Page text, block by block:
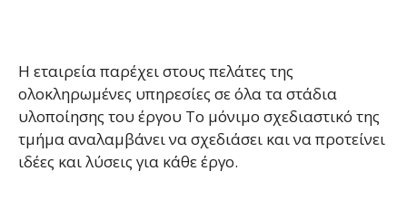
Η εταιρεία παρέχει στους πελάτες της
ολοκληρωμένες υπηρεσίες σε όλα τα στάδια
υλοποίησης του έργου Το μόνιμο σχεδιαστικό της
τμήμα αναλαμβάνει να σχεδιάσει και να προτείνει
ιδέες και λύσεις για κάθε έργο.